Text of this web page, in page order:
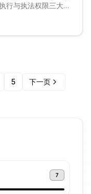
行与执法权限三大领
规官、开展员工培
这是迄今为止把山
5 下一页
7